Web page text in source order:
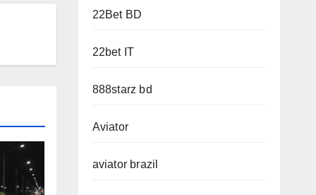
22Bet BD
22bet IT
888starz bd
Aviator
aviator brazil